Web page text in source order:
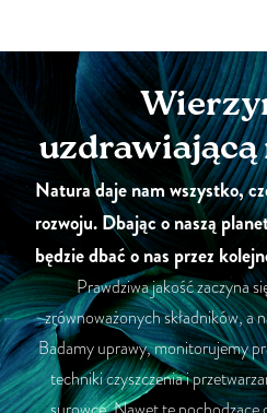
Natura daje nam wszystko,
rozwoju. Dbając o naszą
będzie dbać o nas przez
Prawdziwa jakość zaczyna
zrównoważonych składników, a
Badamy uprawy, monitorujemy
techniki czyszczenia i